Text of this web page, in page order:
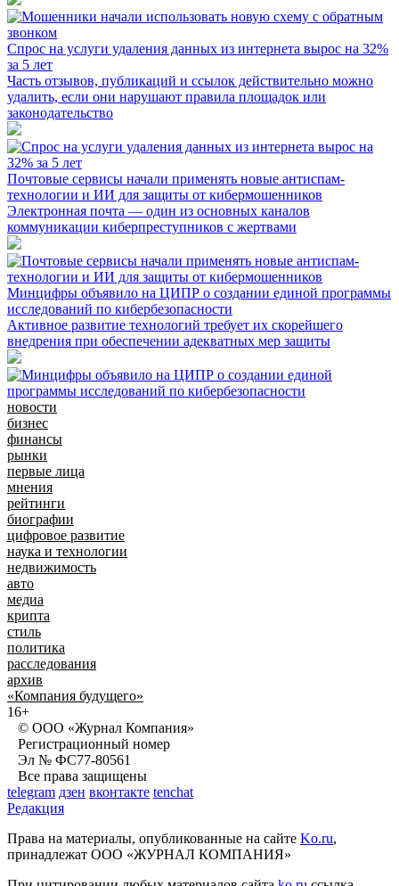
Спрос на услуги удаления данных из интернета вырос на 32%
за 5 лет
Часть отзывов, публикаций и ссылок действительно можно
удалить, если они нарушают правила площадок или
законодательство
Почтовые сервисы начали применять новые антиспам-
технологии и ИИ для защиты от кибермошенников
Электронная почта — один из основных каналов
коммуникации киберпреступников с жертвами
Минцифры объявило на ЦИПР о создании единой программы
исследований по кибербезопасности
Активное развитие технологий требует их скорейшего
внедрения при обеспечении адекватных мер защиты
новости
бизнес
финансы
рынки
первые лица
мнения
рейтинги
биографии
цифровое развитие
наука и технологии
недвижимость
авто
медиа
крипта
стиль
политика
расследования
архив
«Компания будущего»
16+
© ООО «Журнал Компания»
Регистрационный номер
Эл № ФС77-80561
Все права защищены
telegram дзен вконтакте tenchat
Редакция
Права на материалы, опубликованные на сайте Ko.ru,
принадлежат ООО «ЖУРНАЛ КОМПАНИЯ»